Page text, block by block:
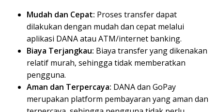
Mudah dan Cepat: Proses transfer dapat
dilakukan dengan mudah dan cepat melalui
aplikasi DANA atau ATM/internet banking.
Biaya Terjangkau: Biaya transfer yang dikenakan
relatif murah, sehingga tidak memberatkan
pengguna.
Aman dan Terpercaya: DANA dan GoPay
merupakan platform pembayaran yang aman dan